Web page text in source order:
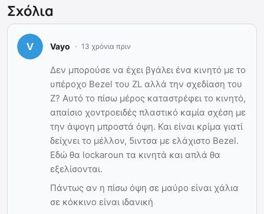
Σχόλια
Vayo 13 χρόνια πριν
Δεν μπορούσε να έχει βγάλει ένα κινητό με το
υπέροχο Bezel του ΖL αλλά την σχεδίαση του
Ζ? Αυτό το πίσω μέρος καταστρέφει το κινητό,
απαίσιο χοντροειδές πλαστικό καμία σχέση με
την άψογη μπροστά όψη. Και είναι κρίμα γιατί
δείχνει το μέλλον, 5ιντσα με ελάχιστο Bezel.
Εδώ θα lockaroun τα κινητά και απλά θα
εξελίσονται.
Πάντως αν η πίσω όψη σε μαύρο είναι χάλια
σε κόκκινο είναι ιδανική